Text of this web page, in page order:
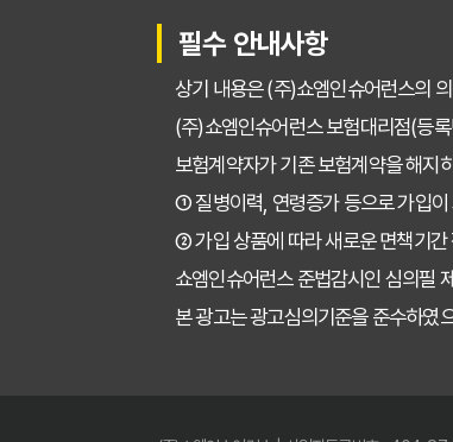
필수 안내사항
상기 내용은 (주)쇼엠인슈어런스의
(주)쇼엠인슈어런스 보험대리점(등
보험계약자가 기존 보험계약을 해지
① 질병이력, 연령증가 등으로 가입
② 가입 상품에 따라 새로운 면책기간
쇼엠인슈어런스 준법감시인 심의
본 광고는 광고심의기준을 준수하였